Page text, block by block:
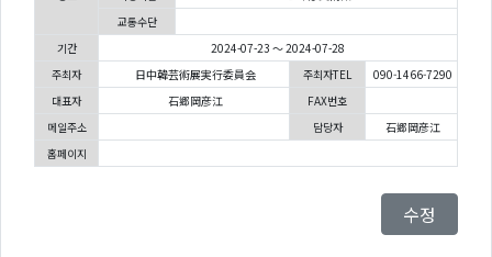
교통수단
기간
2024-07-23 ～ 2024-07-28
주최자
日中韓芸術展実行委員会 주최자TEL
090-1466-7290
대표자
石郷岡彦江
FAX번호
메일주소
담당자
石郷岡彦江
홈페이지
수정